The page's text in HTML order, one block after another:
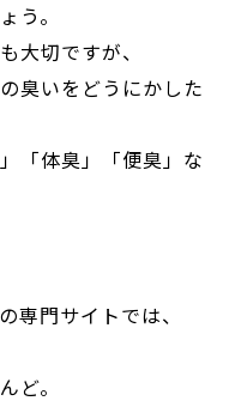
う。
大切ですが、
臭いをどうにかした
「体臭」「便臭」な
専門サイトでは、
ど。